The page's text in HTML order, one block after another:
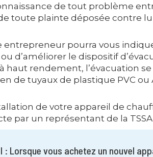
de tout problème
toute plainte déposée contre
entrepreneur pourra vous
d’améliorer le dispositif
haut rendement, l’évacuation
de tuyaux de plastique PVC ou
de votre appareil de
par un représentant de la
: Lorsque vous achetez un nouvel